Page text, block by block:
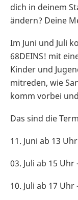
dich in deinem
ändern? Deine
Im Juni und Juli
68DEINS! mit
Kinder und
mitreden, wie
komm vorbei
Das sind die
11. Juni ab 13
03. Juli ab 15
10. Juli ab 17